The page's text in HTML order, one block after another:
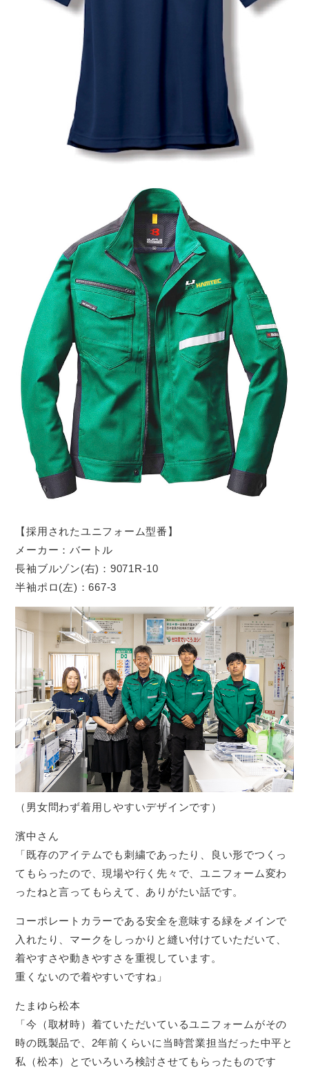
【採用されたユニフォーム型番】
メーカー：バートル
長袖ブルゾン(右)：9071R-10
半袖ポロ(左)：667-3
（男女問わず着用しやすいデザインです）
濱中さん
「既存のアイテムでも刺繍であったり、良い形でつくっ
てもらったので、現場や行く先々で、ユニフォーム変わ
ったねと言ってもらえて、ありがたい話です。
コーポレートカラーである安全を意味する緑をメインで
入れたり、マークをしっかりと縫い付けていただいて、
着やすさや動きやすさを重視しています。
重くないので着やすいですね」
たまゆら松本
「今（取材時）着ていただいているユニフォームがその
時の既製品で、2年前くらいに当時営業担当だった中平と
私（松本）とでいろいろ検討させてもらったものです